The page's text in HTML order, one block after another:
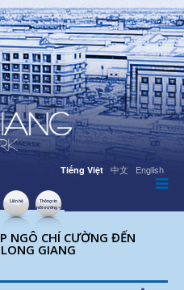
Tiếng Việt 中文 English
Liên hệ
Thông tin
môi trường
640
NGÔ CHÍ CƯỜNG ĐẾN
GIANG